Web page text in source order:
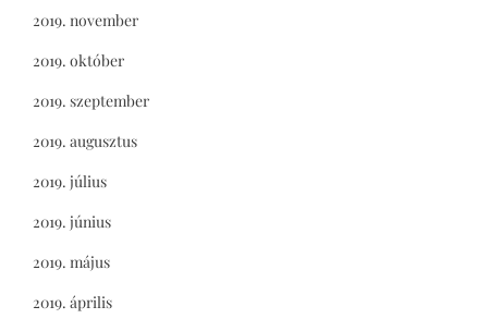
2019. november
2019. október
2019. szeptember
2019. augusztus
2019. július
2019. június
2019. május
2019. április